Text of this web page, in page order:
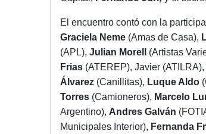
El encuentro contó con la
Graciela Neme (Amas de Casa),
(APL), Julian Morell (Artistas
Frias (ATEREP), Javier (ATILRA),
Álvarez (Canillitas), Luque Aldo
Torres (Camioneros), Marcelo
Argentino), Andres Galván
Municipales Interior), Fernanda